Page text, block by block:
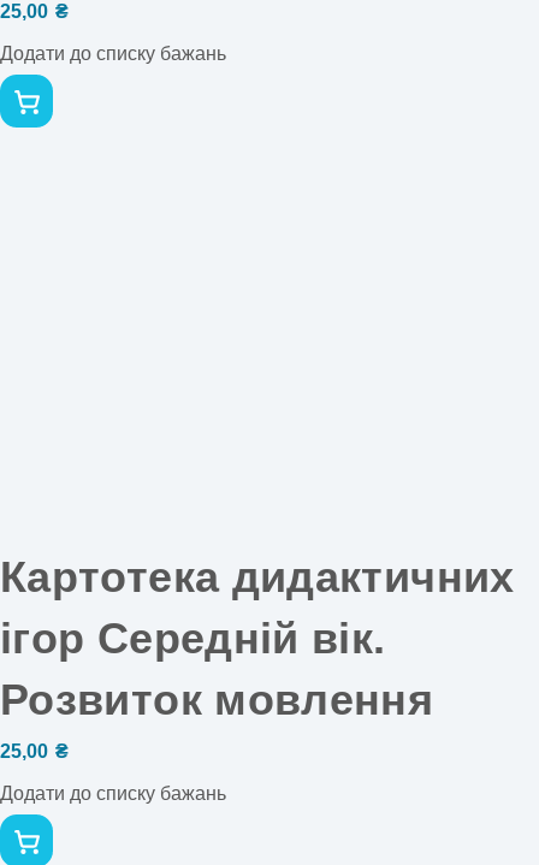
25,00 ₴
Додати до списку бажань
Картотека дидактичних
ігор Середній вік.
Розвиток мовлення
25,00 ₴
Додати до списку бажань